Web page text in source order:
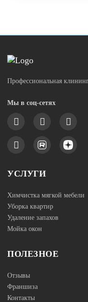
Профессиональная
Мы в соц-сетях
УСЛУГИ
Химчистка мягкой мебели
Уборка квартир
Удаление запахов
Мойка окон
ПОЛЕЗНОЕ
Отзывы
Франшиза
Контакты